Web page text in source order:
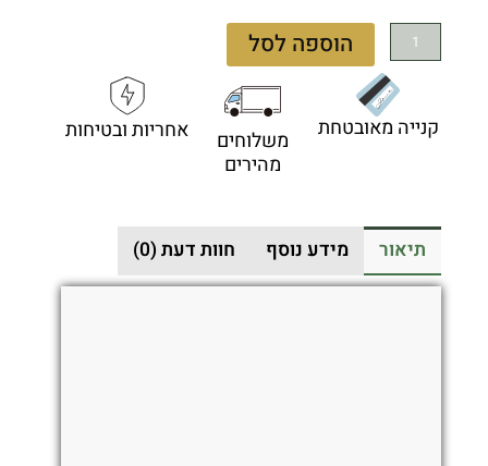
Benchmade
5370GY-
06
בצבע
סגול
/
שחור
הוספה לסל
קנייה מאובטחת
משלוחים
מהירים
אחריות ובטיחות
תיאור מידע נוסף חוות דעת (0)